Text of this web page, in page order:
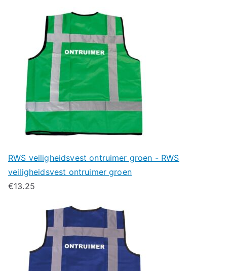
RWS veiligheidsvest ontruimer groen - RWS
veiligheidsvest ontruimer groen
€13.25